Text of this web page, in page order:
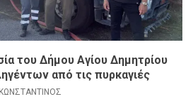
του Δήμου Αγίου Δημητρίου
από τις πυρκαγιές
ΚΩΝΣΤΑΝΤΙΝΟΣ